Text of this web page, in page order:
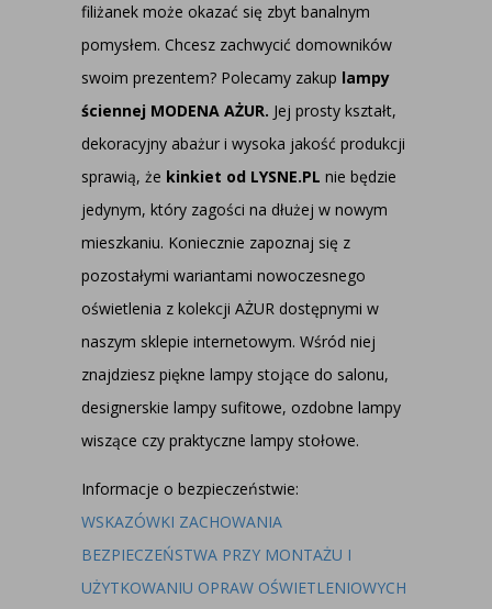
filiżanek może okazać się zbyt banalnym
pomysłem. Chcesz zachwycić domowników
swoim prezentem? Polecamy zakup lampy
ściennej MODENA AŻUR. Jej prosty kształt,
dekoracyjny abażur i wysoka jakość produkcji
sprawią, że kinkiet od LYSNE.PL nie będzie
jedynym, który zagości na dłużej w nowym
mieszkaniu. Koniecznie zapoznaj się z
pozostałymi wariantami nowoczesnego
oświetlenia z kolekcji AŻUR dostępnymi w
naszym sklepie internetowym. Wśród niej
znajdziesz piękne lampy stojące do salonu,
designerskie lampy sufitowe, ozdobne lampy
wiszące czy praktyczne lampy stołowe.
Informacje o bezpieczeństwie:
WSKAZÓWKI ZACHOWANIA
BEZPIECZEŃSTWA PRZY MONTAŻU I
UŻYTKOWANIU OPRAW OŚWIETLENIOWYCH